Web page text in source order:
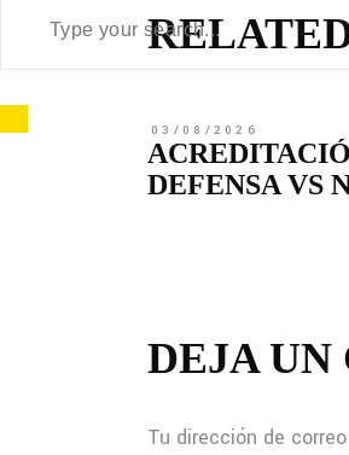
03/08/2026
DEFENSA VS
DEJA
Tu dirección de